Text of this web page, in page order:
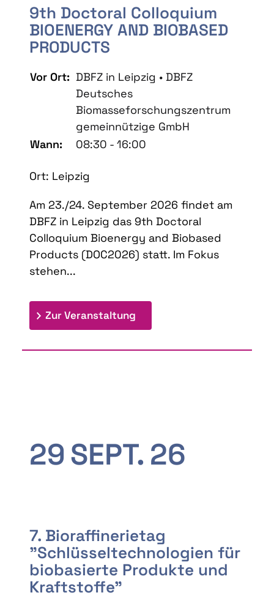
9th Doctoral Colloquium
BIOENERGY AND BIOBASED
PRODUCTS
Vor Ort: DBFZ in Leipzig • DBFZ
Deutsches
Biomasseforschungszentrum
gemeinnützige GmbH
Wann:
08:30 - 16:00
Ort: Leipzig
Am 23./24. September 2026 findet am
DBFZ in Leipzig das 9th Doctoral
Colloquium Bioenergy and Biobased
Products (DOC2026) statt. Im Fokus
stehen...
Zur Veranstaltung
29SEPT. 26
7. Bioraffinerietag
"Schlüsseltechnologien für
biobasierte Produkte und
Kraftstoffe"